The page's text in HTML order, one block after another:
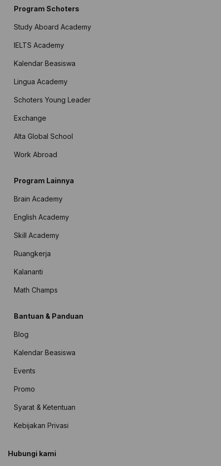
Program Schoters
Study Aboard Academy
IELTS Academy
Kalendar Beasiswa
Lingua Academy
Schoters Young Leader
Exchange
Alta Global School
Work Abroad
Program Lainnya
Brain Academy
English Academy
Skill Academy
Ruangkerja
Kalananti
Math Champs
Bantuan & Panduan
Blog
Kalendar Beasiswa
Events
Promo
Syarat & Ketentuan
Kebijakan Privasi
Hubungi kami